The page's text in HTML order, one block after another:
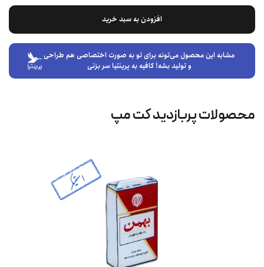
افزودن به سبد خرید
مشابه این محصول می‌تونه برای تو به صورت اختصاصی هم طراحی
و تولید بشه! کافیه به پرینتیا سر بزنی
محصولات پربازدید کت‌ مپ